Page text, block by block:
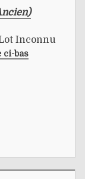
Inconnu
ci-bas